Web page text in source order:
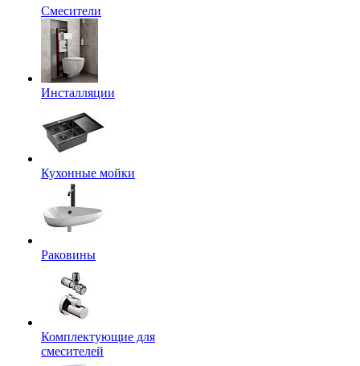
Смесители
Инсталляции
Кухонные мойки
Раковины
Комплектующие для
смесителей